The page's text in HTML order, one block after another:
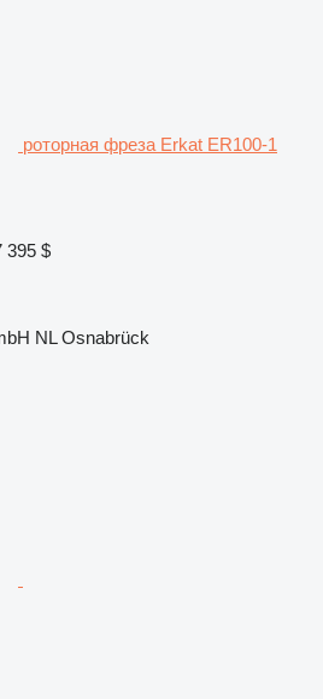
роторная фреза Erkat ER100-1
395 $
NL Osnabrück